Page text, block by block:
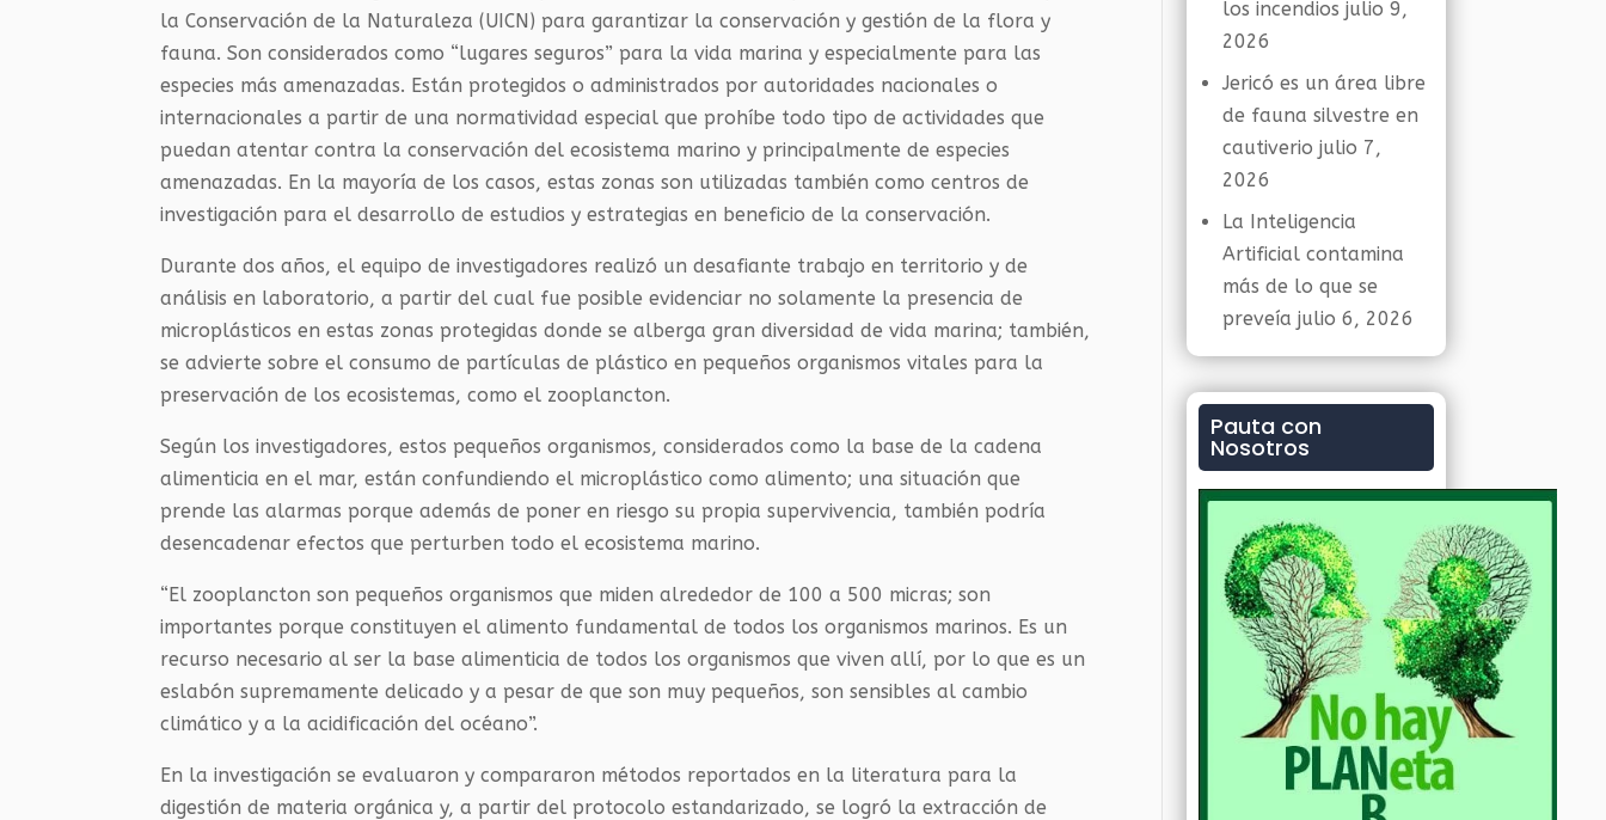
la Conservación de la Naturaleza (UICN) para garantizar la conservación y gestión de la flora y
fauna. Son considerados como “lugares seguros” para la vida marina y especialmente para las
especies más amenazadas. Están protegidos o administrados por autoridades nacionales o
internacionales a partir de una normatividad especial que prohíbe todo tipo de actividades que
puedan atentar contra la conservación del ecosistema marino y principalmente de especies
amenazadas. En la mayoría de los casos, estas zonas son utilizadas también como centros de
investigación para el desarrollo de estudios y estrategias en beneficio de la conservación.
Durante dos años, el equipo de investigadores realizó un desafiante trabajo en territorio y de
análisis en laboratorio, a partir del cual fue posible evidenciar no solamente la presencia de
microplásticos en estas zonas protegidas donde se alberga gran diversidad de vida marina; también,
se advierte sobre el consumo de partículas de plástico en pequeños organismos vitales para la
preservación de los ecosistemas, como el zooplancton.
Según los investigadores, estos pequeños organismos, considerados como la base de la cadena
alimenticia en el mar, están confundiendo el microplástico como alimento; una situación que
prende las alarmas porque además de poner en riesgo su propia supervivencia, también podría
desencadenar efectos que perturben todo el ecosistema marino.
“El zooplancton son pequeños organismos que miden alrededor de 100 a 500 micras; son
importantes porque constituyen el alimento fundamental de todos los organismos marinos. Es un
recurso necesario al ser la base alimenticia de todos los organismos que viven allí, por lo que es un
eslabón supremamente delicado y a pesar de que son muy pequeños, son sensibles al cambio
climático y a la acidificación del océano”.
En la investigación se evaluaron y compararon métodos reportados en la literatura para la
digestión de materia orgánica y, a partir del protocolo estandarizado, se logró la extracción de
los incendios julio 9,
2026
Jericó es un área libre
de fauna silvestre en
cautiverio julio 7,
2026
La Inteligencia
Artificial contamina
más de lo que se
preveía julio 6, 2026
Pauta con
Nosotros